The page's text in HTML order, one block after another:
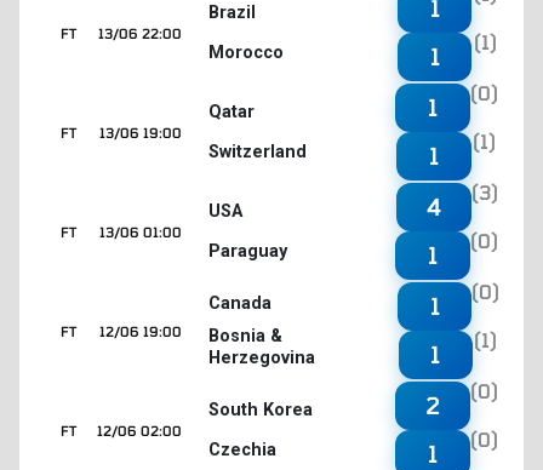
13/06 22:00
FT
Brazil
Morocco
1
1
(1)
13/06 19:00
FT
Qatar
Switzerland
1
(0)
1
(1)
13/06 01:00
FT
USA
Paraguay
4
(3)
1
(0)
12/06 19:00
FT
Canada
Bosnia &
Herzegovina
1
(0)
1
(1)
12/06 02:00
FT
South Korea
Czechia
2
(0)
1
(0)